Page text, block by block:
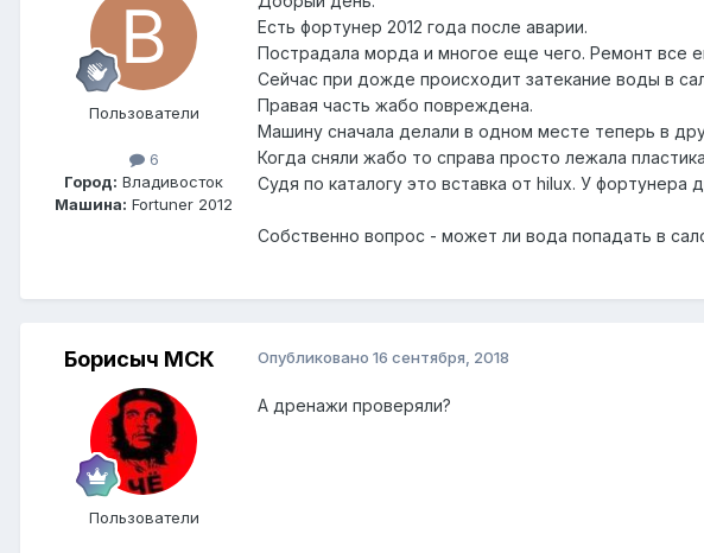
Пользователи
6
Город: Владивосток
Машина: Fortuner 2012
Есть фортунер 2012 года после аварии.
Пострадала морда и многое еще чего. Ремонт все
Сейчас при дожде происходит затекание воды в
Правая часть жабо повреждена.
Машину сначала делали в одном месте теперь в
Когда сняли жабо то справа просто лежала
Судя по каталогу это вставка от hilux. У фортунера
Собственно вопрос - может ли вода попадать в
Борисыч МСК
Пользователи
Опубликовано 16 сентября, 2018
А дренажи проверяли?